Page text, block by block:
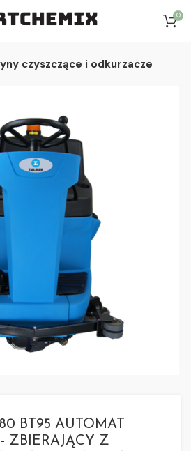
0
czyszczące i odkurzacze
BT95 AUTOMAT
ZBIERAJĄCY Z